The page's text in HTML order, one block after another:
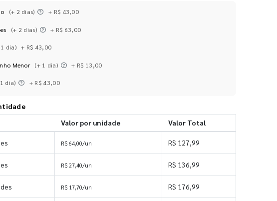
(+ 2 dias) + R$ 43,00
(+ 2 dias) + R$ 63,00
dia) + R$ 43,00
Menor (+ 1 dia) + R$ 13,00
dia) + R$ 43,00
Valor por unidade Valor Total
unidades R$ 64,00/un R$ 127,99
unidades R$ 27,40/un R$ 136,99
unidades R$ 17,70/un R$ 176,99